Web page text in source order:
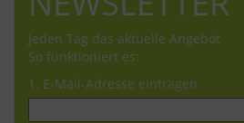
Jeden Tag das aktuelle Angebot
So funktioniert es:
1. E-Mail-Adresse eintragen